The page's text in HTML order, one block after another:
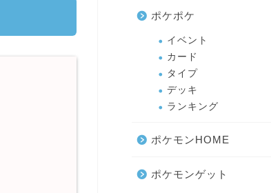
ポケポケ
イベント
カード
タイプ
デッキ
ランキング
ポケモンHOME
ポケモンゲット